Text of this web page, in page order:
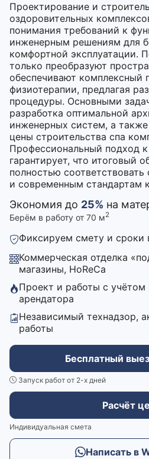
Проектирование и
оздоровительных
понимания требований к
инженерным решениям для
комфортной эксплуатации.
только преобразуют
обеспечивают комплексный
физиотерапии, предлагая
процедуры. Основными
разработка оптимальной
инженерных систем, а
цены строительства спа
Профессиональный подход
гарантирует, что итоговый
полностью
и современным стандартам
Экономия до 25% на
Берём в работу от 70 м2
Фиксируем смету и сроки
Коммерческая отделка
магазины, HoReCa
Проект и работы с
арендатора
Независимый технадзор,
работы
Бесплатный
Запуск работ от 2-х дней
Расчёт
Индивидуальная смета
Написать в